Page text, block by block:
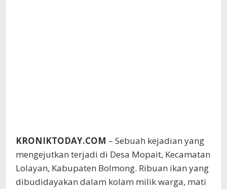
KRONIKTODAY.COM – Sebuah kejadian yang
mengejutkan terjadi di Desa Mopait, Kecamatan
Lolayan, Kabupaten Bolmong. Ribuan ikan yang
dibudidayakan dalam kolam milik warga, mati